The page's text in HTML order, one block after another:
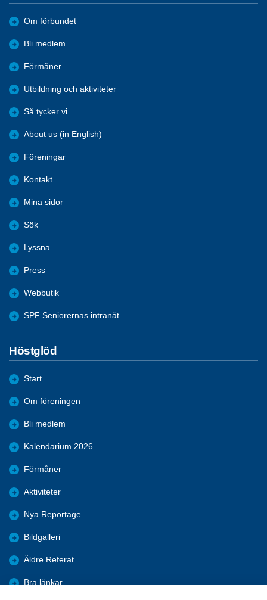
Om förbundet
Bli medlem
Förmåner
Utbildning och aktiviteter
Så tycker vi
About us (in English)
Föreningar
Kontakt
Mina sidor
Sök
Lyssna
Press
Webbutik
SPF Seniorernas intranät
Höstglöd
Start
Om föreningen
Bli medlem
Kalendarium 2026
Förmåner
Aktiviteter
Nya Reportage
Bildgalleri
Äldre Referat
Bra länkar